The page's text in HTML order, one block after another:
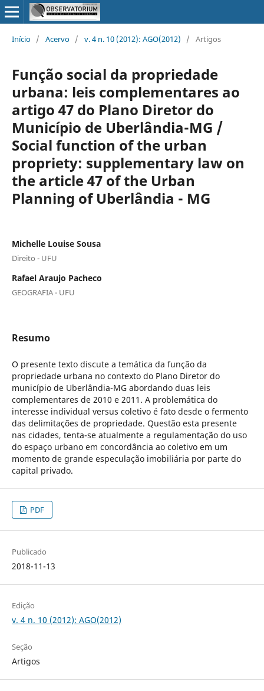
Início / Acervo / v. 4 n. 10 (2012): AGO(2012) / Artigos
Função social da propriedade
urbana: leis complementares ao
artigo 47 do Plano Diretor do
Município de Uberlândia-MG /
Social function of the urban
propriety: supplementary law on
the article 47 of the Urban
Planning of Uberlândia - MG
Michelle Louise Sousa
Direito - UFU
Rafael Araujo Pacheco
GEOGRAFIA - UFU
Resumo
O presente texto discute a temática da função da
propriedade urbana no contexto do Plano Diretor do
município de Uberlândia-MG abordando duas leis
complementares de 2010 e 2011. A problemática do
interesse individual versus coletivo é fato desde o fermento
das delimitações de propriedade. Questão esta presente
nas cidades, tenta-se atualmente a regulamentação do uso
do espaço urbano em concordância ao coletivo em um
momento de grande especulação imobiliária por parte do
capital privado.
PDF
Publicado
2018-11-13
Edição
v. 4 n. 10 (2012): AGO(2012)
Seção
Artigos